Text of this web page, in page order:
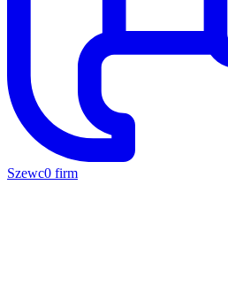
Szewc0 firm